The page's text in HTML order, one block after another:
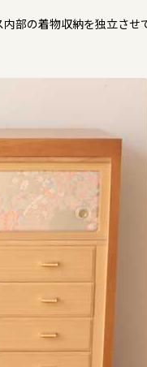
部の着物収納を独立させ